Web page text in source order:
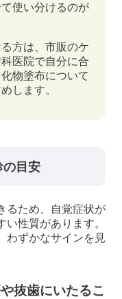
使い分けるのが
方は、市販のケ
医院で自分に合
物塗布について
します。
の目安
るため、自覚症状が
性質があります。
わずかなサインを見
抜歯にいたるこ